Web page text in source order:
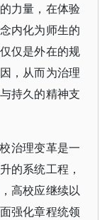
力量，在体验
内化为师生的
仅是外在的规
，从而为治理
持久的精神支
治理变革是一
的系统工程，
高校应继续以
强化章程统领